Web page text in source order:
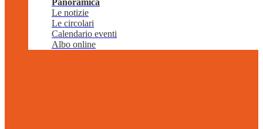
Panoramica
Le notizie
Le circolari
Calendario eventi
Albo online